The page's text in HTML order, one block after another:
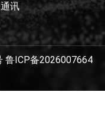
讯
鲁ICP备2026007664